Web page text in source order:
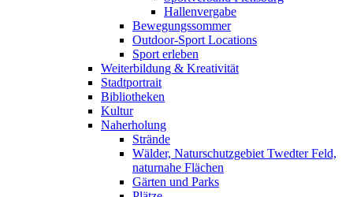
Hallenvergabe
Bewegungssommer
Outdoor-Sport Locations
Sport erleben
Weiterbildung & Kreativität
Stadtportrait
Bibliotheken
Kultur
Naherholung
Strände
Wälder, Naturschutzgebiet Twedter Feld,
naturnahe Flächen
Gärten und Parks